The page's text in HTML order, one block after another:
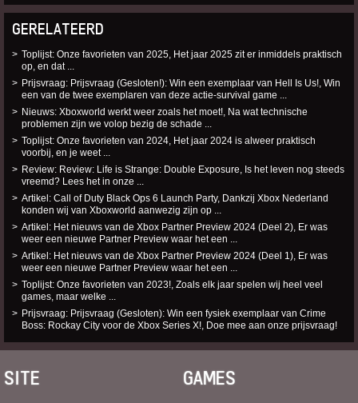
GERELATEERD
Toplijst: Onze favorieten van 2025, Het jaar 2025 zit er inmiddels praktisch
op, en dat ...
Prijsvraag: Prijsvraag (Gesloten!): Win een exemplaar van Hell Is Us!, Win
een van de twee exemplaren van deze actie-survival game ...
Nieuws: Xboxworld werkt weer zoals het moet!, Na wat technische
problemen zijn we volop bezig de schade ...
Toplijst: Onze favorieten van 2024, Het jaar 2024 is alweer praktisch
voorbij, en je weet ...
Review: Review: Life is Strange: Double Exposure, Is het leven nog steeds
vreemd? Lees het in onze ...
Artikel: Call of Duty Black Ops 6 Launch Party, Dankzij Xbox Nederland
konden wij van Xboxworld aanwezig zijn op ...
Artikel: Het nieuws van de Xbox Partner Preview 2024 (Deel 2), Er was
weer een nieuwe Partner Preview waar het een ...
Artikel: Het nieuws van de Xbox Partner Preview 2024 (Deel 1), Er was
weer een nieuwe Partner Preview waar het een ...
Toplijst: Onze favorieten van 2023!, Zoals elk jaar spelen wij heel veel
games, maar welke ...
Prijsvraag: Prijsvraag (Gesloten): Win een fysiek exemplaar van Crime
Boss: Rockay City voor de Xbox Series X!, Doe mee aan onze prijsvraag!
SITE GAMES